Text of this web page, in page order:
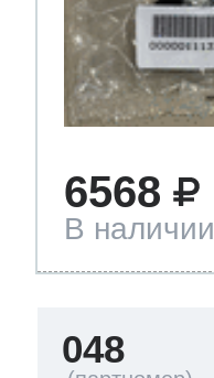
6568
В наличии
048